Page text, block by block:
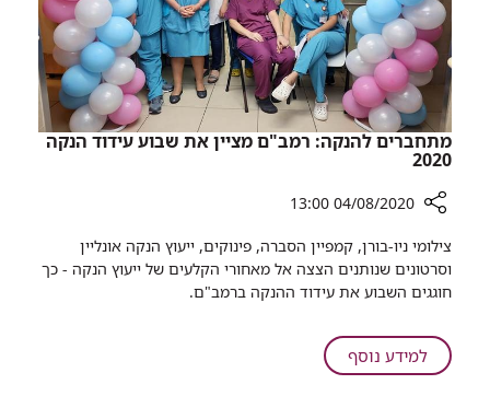
מתחברים להנקה: רמב"ם מציין את שבוע עידוד הנקה
2020
שיתוף
מתחברים
להנקה:
מציין
את
04/08/2020 13:00
צילומי ניו-בורן, קמפיין הסברה, פינוקים, ייעוץ הנקה אונליין
וסרטונים שנותנים הצצה אל מאחורי הקלעים של ייעוץ הנקה - כך
חוגגים השבוע את עידוד ההנקה ברמב"ם.
למידע נוסףעל
מתחברים